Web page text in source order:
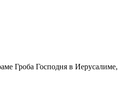
Гроба Господня в Иерусалиме,